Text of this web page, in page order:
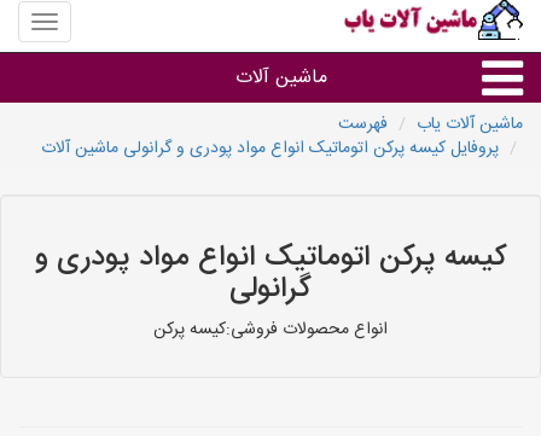
منوی
سایت
آلات
ماشین آلات
ماشین آلات
ماشین آلات
ماشین آلات یاب
فهرست
پروفایل کیسه پرکن اتوماتیک انواع مواد پودری و گرانولی ماشین آلات
کیسه پرکن اتوماتیک انواع مواد پودری و
گرانولی
انواع محصولات فروشی:کیسه پرکن